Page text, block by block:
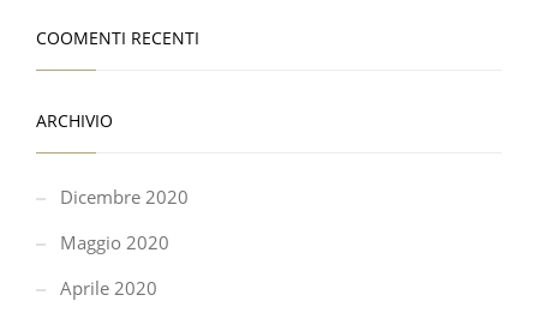
COOMENTI RECENTI
ARCHIVIO
Dicembre 2020
Maggio 2020
Aprile 2020